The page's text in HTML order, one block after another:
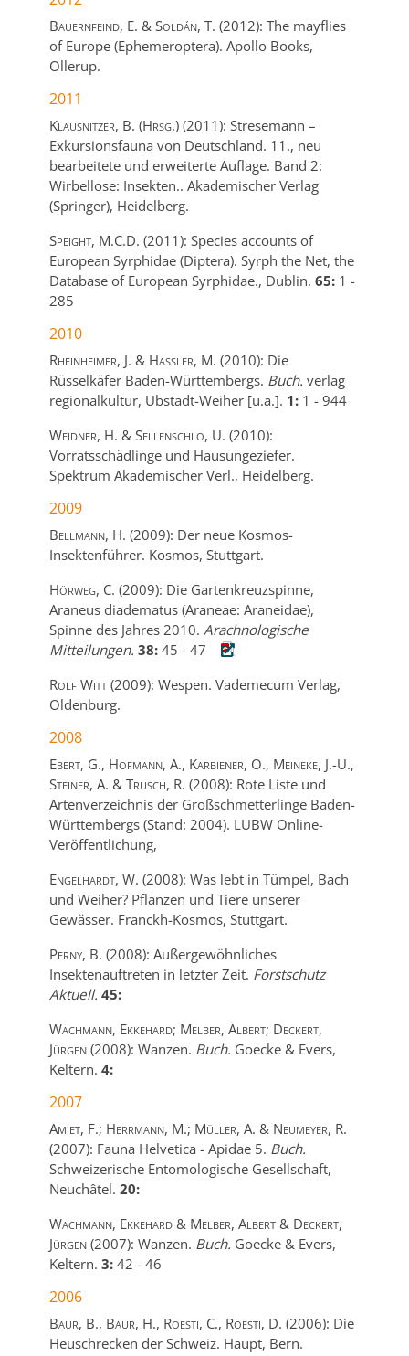
Bauernfeind, E. & Soldán, T.(2012):The mayflies
of Europe (Ephemeroptera).Apollo Books,
Ollerup.
2011
Klausnitzer, B. (Hrsg.)(2011):Stresemann –
Exkursionsfauna von Deutschland. 11., neu
bearbeitete und erweiterte Auflage. Band 2:
Wirbellose: Insekten..Akademischer Verlag
(Springer), Heidelberg.
Speight, M.C.D.(2011):Species accounts of
European Syrphidae (Diptera).Syrph the Net, the
Database of European Syrphidae., Dublin.65: 1 -
285
2010
Rheinheimer, J. & Hassler, M.(2010): Die
Rüsselkäfer Baden-Württembergs. Buch.verlag
regionalkultur, Ubstadt-Weiher [u.a.]. 1: 1 -944
Weidner, H. & Sellenschlo, U.(2010):
Vorratsschädlinge und Hausungeziefer.
Spektrum Akademischer Verl., Heidelberg.
2009
Bellmann, H.(2009): Der neue Kosmos-
Insektenführer. Kosmos,Stuttgart.
Hörweg, C.(2009): Die Gartenkreuzspinne,
Araneus diadematus (Araneae: Araneidae),
Spinne des Jahres 2010.Arachnologische
Mitteilungen.38:45 -47
Rolf Witt(2009):Wespen.Vademecum Verlag,
Oldenburg.
2008
Ebert, G., Hofmann, A., Karbiener, O., Meineke, J.-U.,
Steiner, A. & Trusch, R.(2008): Rote Liste und
Artenverzeichnis der Großschmetterlinge Baden-
Württembergs (Stand: 2004). LUBW Online-
Veröffentlichung,
Engelhardt, W.(2008):Was lebt in Tümpel, Bach
und Weiher? Pflanzen und Tiere unserer
Gewässer. Franckh-Kosmos,Stuttgart.
Perny, B.(2008):Außergewöhnliches
Insektenauftreten in letzter Zeit. Forstschutz
Aktuell.45:
Wachmann, Ekkehard; Melber, Albert; Deckert,
Jürgen(2008):Wanzen. Buch. Goecke & Evers,
Keltern.4:
2007
Amiet, F.; Herrmann, M.; Müller, A. & Neumeyer, R.
(2007): Fauna Helvetica - Apidae 5. Buch.
Schweizerische Entomologische Gesellschaft,
Neuchâtel.20:
Wachmann, Ekkehard & Melber, Albert & Deckert,
Jürgen(2007):Wanzen. Buch. Goecke & Evers,
Keltern.3:42 -46
2006
Baur, B., Baur, H., Roesti, C., Roesti, D.(2006): Die
Heuschrecken der Schweiz. Haupt, Bern.